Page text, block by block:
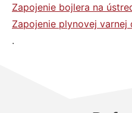
Zapojenie bojlera na
Zapojenie plynovej
.